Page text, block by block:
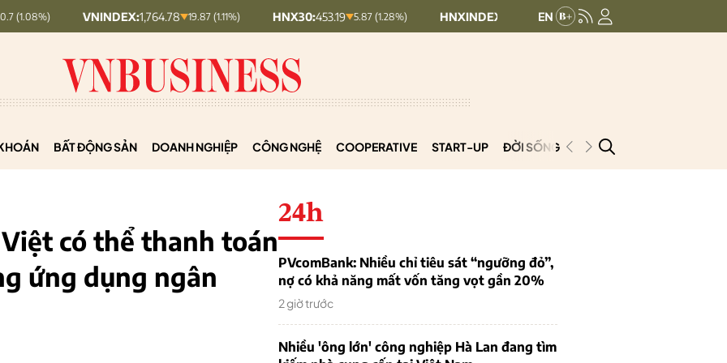
VNINDEX: 1,764.78 19.87 (1.11%) HNX30: 453.19 5.87 (1.28%) HNXINDEX: 292.64 UPCOMINDEX:
BẤT ĐỘNG SẢN DOANH NGHIỆP CÔNG NGHỆ COOPERATIVE START-UP ĐỜI SỐNG PODCAST
có thể thanh toán
ứng dụng ngân
24h
PVcomBank: Nhiều chỉ tiêu sát “ngưỡng đỏ”,
nợ có khả năng mất vốn tăng vọt gần 20%
2 giờ trước
Nhiều 'ông lớn' công nghiệp Hà Lan đang tìm